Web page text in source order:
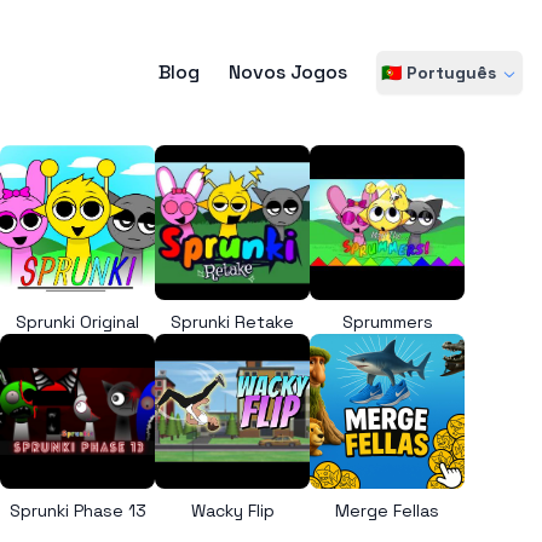
Blog Novos Jogos 🇵🇹 Português
Sprunki Original Sprunki Retake Sprummers
Sprunki Phase 13 Wacky Flip Merge Fellas